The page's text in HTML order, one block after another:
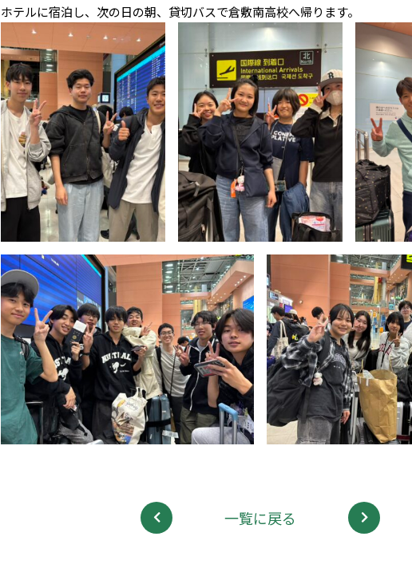
ホテルに宿泊し、次の日の朝、貸切バスで倉敷南高校へ帰ります。
一覧に戻る